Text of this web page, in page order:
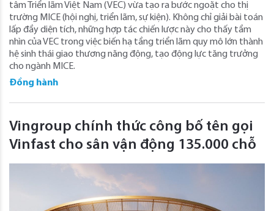
tâm Triển lãm Việt Nam (VEC) vừa tạo ra bước ngoặt cho thị
trường MICE (hội nghị, triển lãm, sự kiện). Không chỉ giải bài toán
lấp đầy diện tích, những hợp tác chiến lược này cho thấy tầm
nhìn của VEC trong việc biến hạ tầng triển lãm quy mô lớn thành
hệ sinh thái giao thương năng động, tạo động lực tăng trưởng
cho ngành MICE.
Đồng hành
Vingroup chính thức công bố tên gọi
Vinfast cho sân vận động 135.000 chỗ